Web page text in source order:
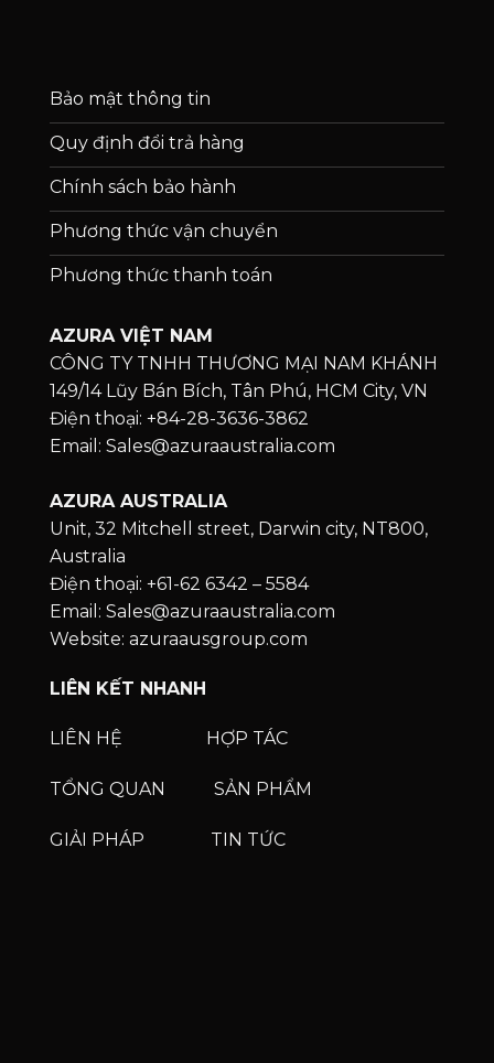
Bảo mật thông tin
Quy định đổi trả hàng
Chính sách bảo hành
Phương thức vận chuyển
Phương thức thanh toán
AZURA VIỆT NAM
CÔNG TY TNHH THƯƠNG MẠI NAM KHÁNH
149/14 Lũy Bán Bích, Tân Phú, HCM City, VN
Điện thoại: +84-28-3636-3862
Email: Sales@azuraaustralia.com
AZURA AUSTRALIA
Unit, 32 Mitchell street, Darwin city, NT800,
Australia
Điện thoại: +61-62 6342 – 5584
Email: Sales@azuraaustralia.com
Website: azuraausgroup.com
LIÊN KẾT NHANH
LIÊN HỆ HỢP TÁC
TỔNG QUAN SẢN PHẨM
GIẢI PHÁP TIN TỨC